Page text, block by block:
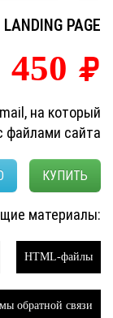
PAGE
450
на который
файлами сайта
КУПИТЬ
материалы:
HTML-файлы
обратной связи